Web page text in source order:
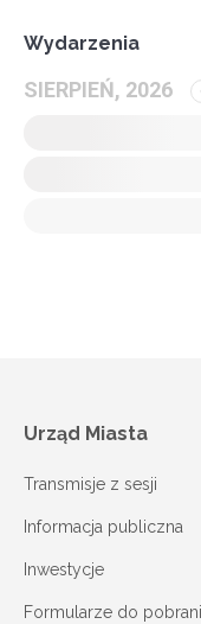
Wydarzenia
SIERPIEŃ, 2026
Urząd Miasta
Transmisje z sesji
Informacja publiczna
Inwestycje
Formularze do